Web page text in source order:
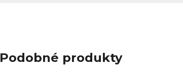
Podobné produkty